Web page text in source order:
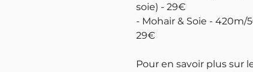
soie) - 29€
- Mohair & Soie - 420m/
29€
Pour en savoir plus sur